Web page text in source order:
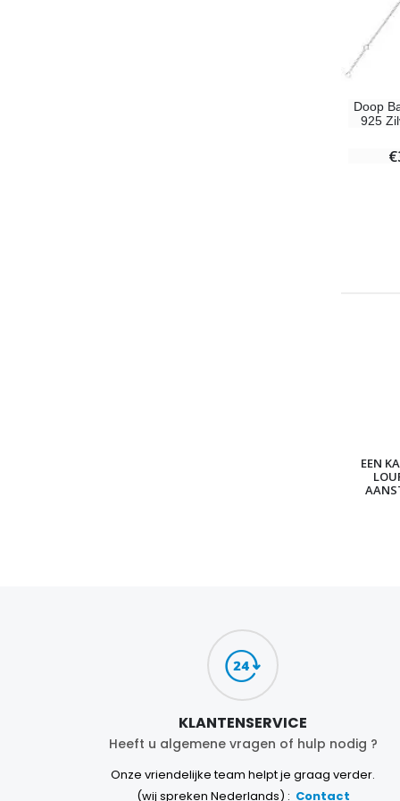
Doop
925
EEN
KLANTENSERVICE
Heeft u algemene vragen of hulp nodig ?
Onze vriendelijke team helpt je graag verder.
(wij spreken Nederlands) : Contact